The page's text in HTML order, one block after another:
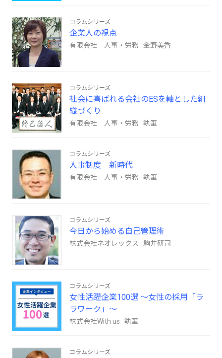
コラムシリーズ
企業人の視点
有限会社 人事・労務 金野美香
コラムシリーズ
社会に喜ばれる会社のESを軸とした組
織づくり
有限会社 人事・労務 執筆
コラムシリーズ
人事制度 新時代
有限会社 人事・労務 執筆
コラムシリーズ
今日から始める自己管理術
株式会社ネオレックス 駒井研司
コラムシリーズ
女性活躍企業100選 ～女性の採用「ラ
ラワーク」～
株式会社With us 執筆
コラムシリーズ